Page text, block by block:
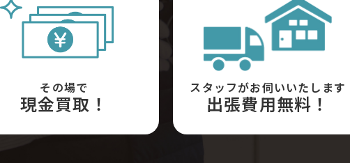
その場で
現金買取！
スタッフがお伺いいたします
出張費用無料！